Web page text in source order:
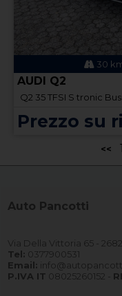
30
AUDI Q2
Q2 35 TFSI S tronic
Prezzo su
<< 1
Auto Pancotti
Via Della Vittoria 65 -
Tel: 0377900531
Email:
P.IVA IT 08025260152 -